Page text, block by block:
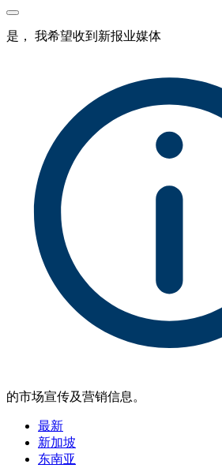
是， 我希望收到新报业媒体
的市场宣传及营销信息。
最新
新加坡
东南亚